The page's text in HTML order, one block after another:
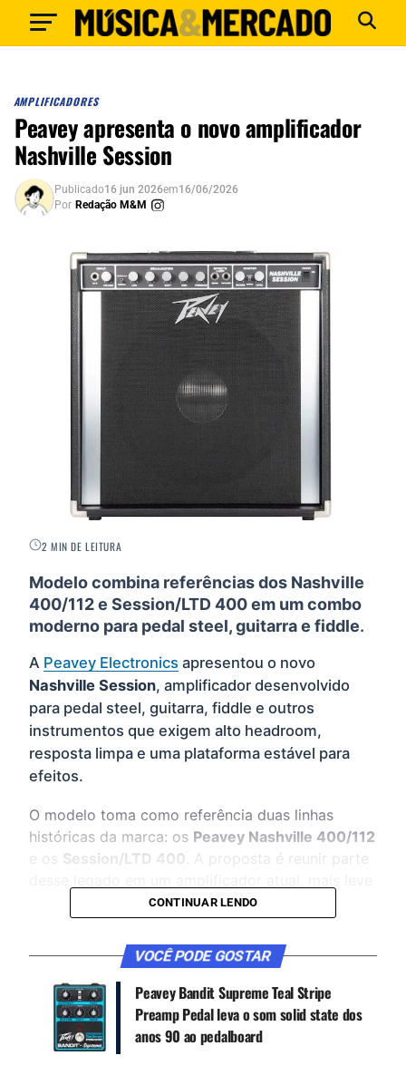
AMPLIFICADORES
Peavey apresenta o novo amplificador
Nashville Session
Publicado16 jun 2026em16/06/2026
Por Redação M&M
2 MIN DE LEITURA
Modelo combina referências dos Nashville
400/112 e Session/LTD 400 em um combo
moderno para pedal steel, guitarra e fiddle.
A Peavey Electronics apresentou o novo
Nashville Session, amplificador desenvolvido
para pedal steel, guitarra, fiddle e outros
instrumentos que exigem alto headroom,
resposta limpa e uma plataforma estável para
efeitos.
O modelo toma como referência duas linhas
históricas da marca: os Peavey Nashville 400/112
e os Session/LTD 400 . A proposta é reunir parte
e preparado para músicos que trabalham em
estúdio, ensaio e palco.
CONTINUE ACOMPANHANDO
Receba novas matérias do Música & Mercado no
WhatsApp e no Google News.
CONTINUAR LENDO
VOCÊ PODE GOSTAR
Peavey Bandit Supreme Teal Stripe
Preamp Pedal leva o som solid state dos
anos 90 ao pedalboard